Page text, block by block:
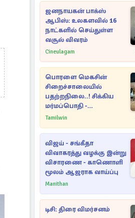
ஜனநாயகன் பாக்ஸ்
ஆபிஸ்: உலகளவில் 16
நாட்களில் செய்துள்ள
வசூல் விவரம்
Cineulagam
பொரளை மெகசின்
சிறைச்சாலையில்
பதற்றநிலை..! சிக்கிய
மர்மப்பொதி -
பின்னணியில் வெளியான
Tamilwin
விஜய் - சங்கீதா
விவாகரத்து வழக்கு இன்று
விசாரணை - காணொளி
மூலம் ஆஜராக வாய்ப்பு
Manithan
டிசி: திரை விமர்சனம்